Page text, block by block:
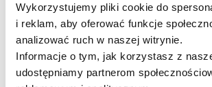
Wykorzystujemy pliki cookie do
i reklam, aby oferować funkcje
analizować ruch w naszej witrynie.
Informacje o tym, jak korzystasz z
udostępniamy partnerom
Poruszanie się po elementach karuzeli jest
Naciśnij, aby pominąć karuzelę
Naciśnij, aby przejść do nawigacji karuzeli